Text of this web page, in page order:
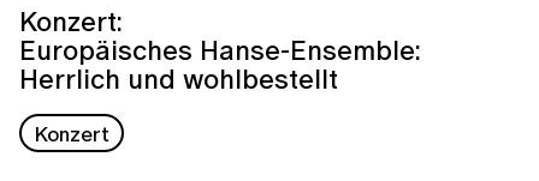
Konzert:
Europäisches Hanse-Ensemble:
Herrlich und wohlbestellt
Konzert